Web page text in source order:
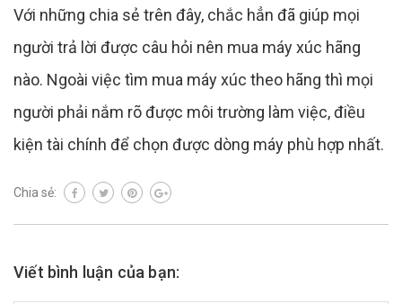
Với những chia sẻ trên đây, chắc hẳn đã giúp mọi
người trả lời được câu hỏi nên mua máy xúc hãng
nào. Ngoài việc tìm mua máy xúc theo hãng thì mọi
người phải nắm rõ được môi trường làm việc, điều
kiện tài chính để chọn được dòng máy phù hợp nhất.
Chia sẻ:
Viết bình luận của bạn: